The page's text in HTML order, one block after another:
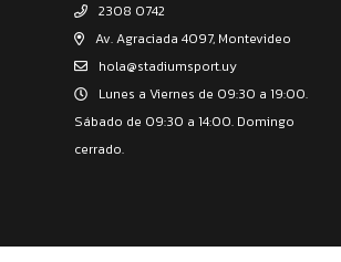
2308 0742
Av. Agraciada 4097, Montevideo
hola@stadiumsport.uy
Lunes a Viernes de 09:30 a 19:00.
Sábado de 09:30 a 14:00. Domingo
cerrado.